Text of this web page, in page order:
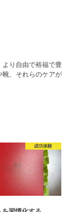
り自由で裕福で豊
、それらのケアが
成功体験